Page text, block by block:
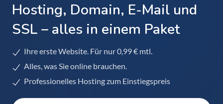
Hosting, Domain, E-Mail und
SSL – alles in einem Paket
Ihre erste Website. Für nur 0,99 € mtl.
Alles, was Sie online brauchen.
Professionelles Hosting zum Einstiegspreis